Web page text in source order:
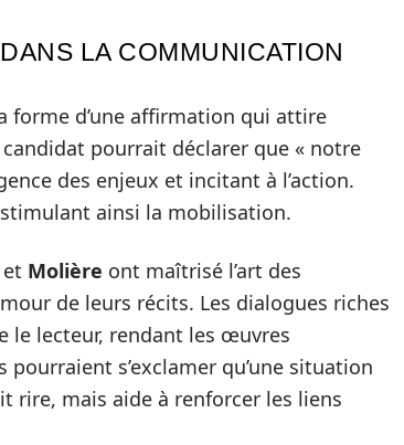
LA COMMUNICATION
forme d’une affirmation qui attire
pourrait déclarer que « notre
des enjeux et incitant à l’action.
ainsi la mobilisation.
et Molière ont maîtrisé l’art des
de leurs récits. Les dialogues riches
le lecteur, rendant les œuvres
s’exclamer qu’une situation
rire, mais aide à renforcer les liens